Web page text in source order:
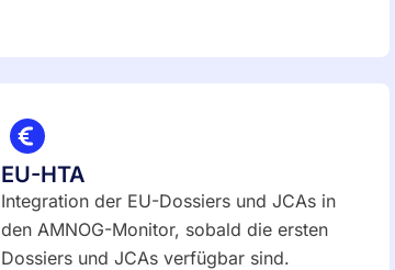
EU-HTA
Integration der EU-Dossiers und JCAs in
den AMNOG-Monitor, sobald die ersten
Dossiers und JCAs verfügbar sind.